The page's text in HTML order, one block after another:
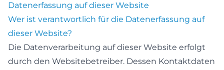
Datenerfassung auf dieser Website
Wer ist verantwortlich für die Datenerfassung auf
dieser Website?
Die Datenverarbeitung auf dieser Website erfolgt
durch den Websitebetreiber. Dessen Kontaktdaten